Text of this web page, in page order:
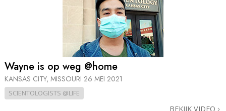
Wayne is op weg @home
KANSAS CITY, MISSOURI 26 MEI 2021
SCIENTOLOGISTS @LIFE
BEKIJK VIDEO